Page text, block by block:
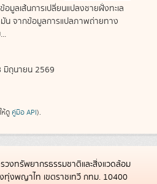
มูลเส้นการเปลี่ยนแปลงชายฝั่งทะเล
น จากข้อมูลการแปลภาพถ่ายทาง
ถุนายน 2569
ห้ดู คู่มือ API).
งทรัพยากรธรรมชาติและสิ่งแวดล้อม
ทุ่งพญาไท เขตราชเทวี กทม. 10400